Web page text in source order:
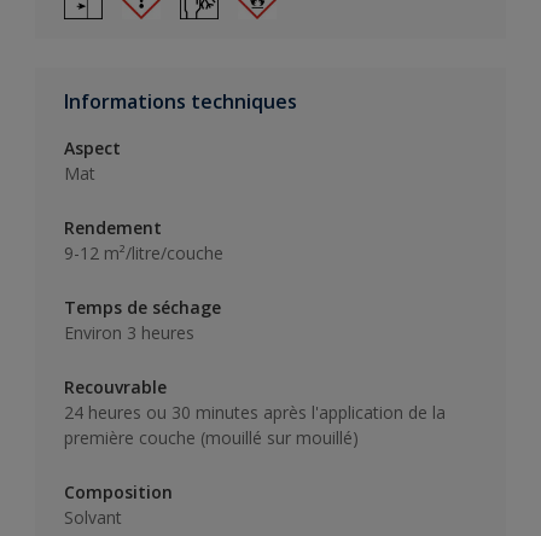
Informations techniques
Aspect
Mat
Rendement
9-12 m²/litre/couche
Temps de séchage
Environ 3 heures
Recouvrable
24 heures ou 30 minutes après l'application de la
première couche (mouillé sur mouillé)
Composition
Solvant